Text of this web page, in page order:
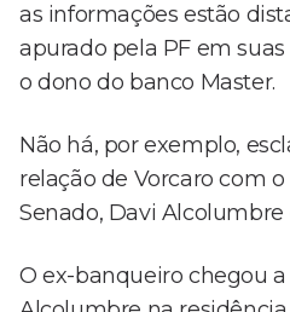
as informações estão
apurado pela PF em
o dono do banco Master.
Não há, por exemplo,
relação de Vorcaro com
Senado, Davi Alcolumbre
O ex-banqueiro chegou